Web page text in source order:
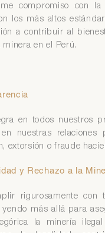
compromiso con
los más altos
a contribuir al
en el Perú.
en todos nuestros
nuestras relaciones
extorsión o fraude
y Rechazo a la
rigurosamente
más allá para
la minería